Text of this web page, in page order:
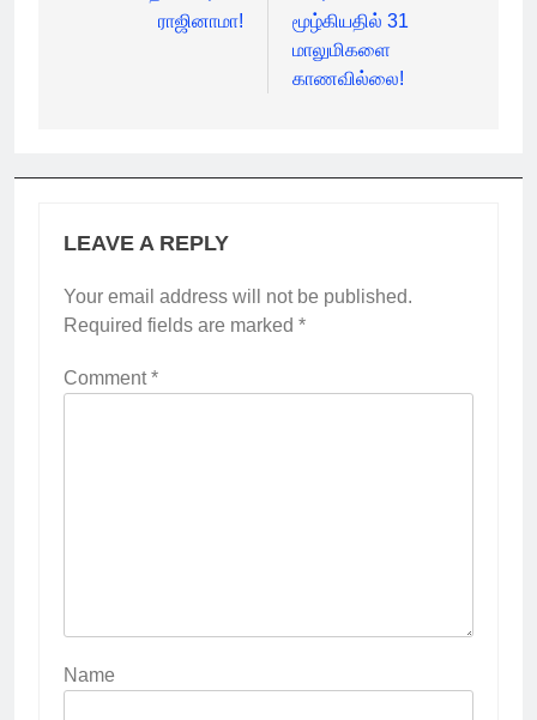
ராஜினாமா!
மூழ்கியதில் 31
மாலுமிகளை
காணவில்லை!
LEAVE A REPLY
Your email address will not be published.
Required fields are marked *
Comment*
Name